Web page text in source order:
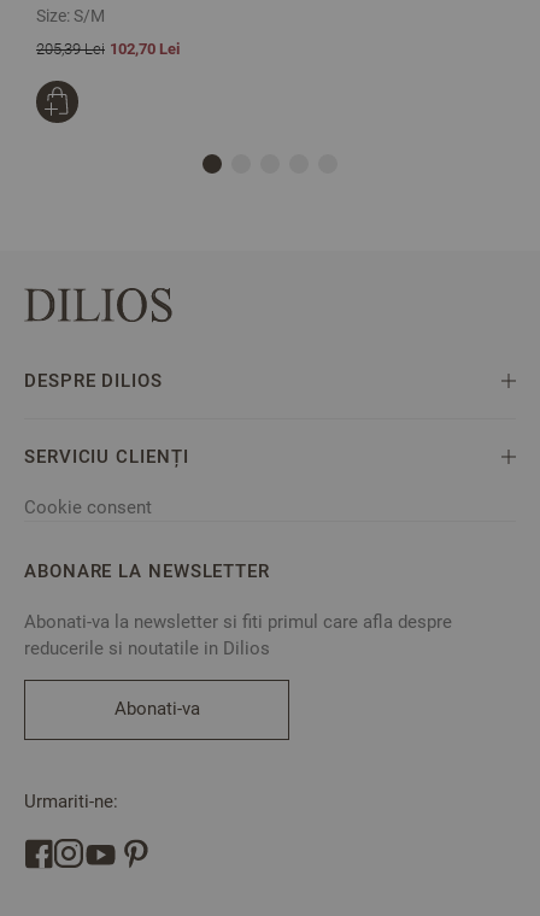
Size:S/M
205,39 Lei 102,70 Lei
DESPRE DILIOS
SERVICIU CLIENȚI
Cookie consent
ABONARE LA NEWSLETTER
Abonati-va la newsletter si fiti primul care afla despre
reducerile si noutatile in Dilios
Abonati-va
Urmariti-ne: